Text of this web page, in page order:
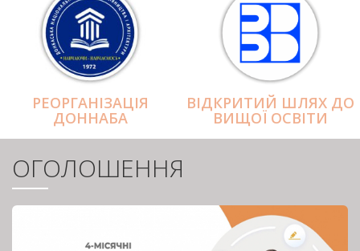
РЕОРГАНІЗАЦІЯ
ДОННАБА
ВІДКРИТИЙ ШЛЯХ ДО
ВИЩОЇ ОСВІТИ
ОГОЛОШЕННЯ